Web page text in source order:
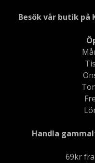
Besök vår butik på
Handla
69kr